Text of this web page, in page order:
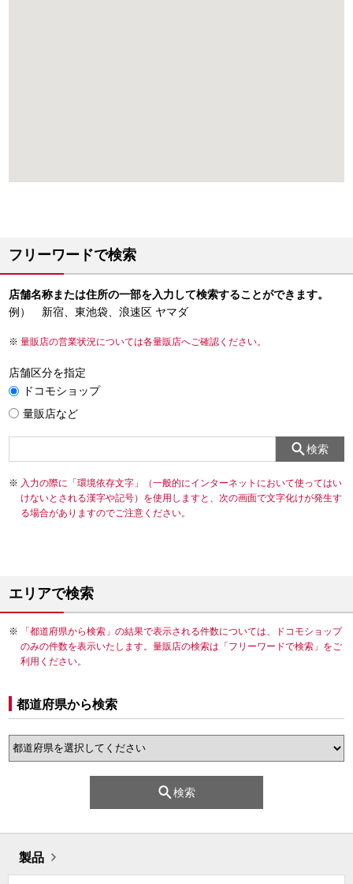
フリーワードで検索
店舗名称または住所の一部を入力して検索することができます。
例） 新宿、東池袋、浪速区 ヤマダ
量販店の営業状況については各量販店へご確認ください。
店舗区分を指定
ドコモショップ
量販店など
検索
入力の際に「環境依存文字」（一般的にインターネットにおいて使ってはい
けないとされる漢字や記号）を使用しますと、次の画面で文字化けが発生す
る場合がありますのでご注意ください。
エリアで検索
「都道府県から検索」の結果で表示される件数については、ドコモショップ
のみの件数を表示いたします。量販店の検索は「フリーワードで検索」をご
利用ください。
都道府県から検索
検索
製品